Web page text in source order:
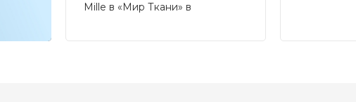
Mille в «Мир Ткани» в